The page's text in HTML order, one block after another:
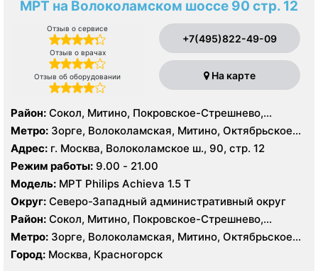
МРТ на Волоколамском шоссе 90 стр. 12
Отзыв о сервисе
Отзыв о врачах
Отзыв об оборудовании
+7(495)822-49-09
На карте
Район: Сокол, Митино, Покровское-Стрешнево,
Северное Тушино, Строгино, Хорошёво-Мнёвники,
Щукино, Южное Тушино
Метро: Зорге, Волоколамская, Митино, Октябрьское
поле, Панфиловская, Планерная, Сокол, Спартак,
Стрешнево, Сходненская, Тушинская, Щукинская
Адрес: г. Москва, Волоколамское ш., 90, стр. 12
Режим работы: 9.00 - 21.00
Модель: МРТ Philips Achieva 1.5 T
Округ: Северо-Западный административный округ
Район: Сокол, Митино, Покровское-Стрешнево,
Северное Тушино, Строгино, Хорошёво-Мнёвники,
Щукино, Южное Тушино
Метро: Зорге, Волоколамская, Митино, Октябрьское
поле, Панфиловская, Планерная, Сокол, Спартак,
Стрешнево, Сходненская, Тушинская, Щукинская
Город: Москва, Красногорск